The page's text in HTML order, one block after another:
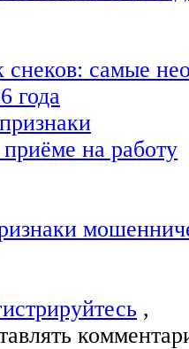
самые
года
,